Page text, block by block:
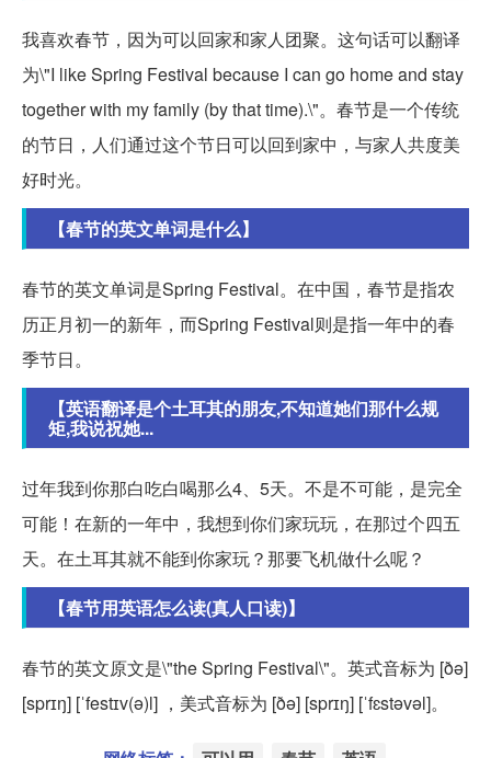
我喜欢春节，因为可以回家和家人团聚。这句话可以翻译
为\"I like Spring Festival because I can go home and stay
together with my family (by that time).\"。春节是一个传统
的节日，人们通过这个节日可以回到家中，与家人共度美
好时光。
【春节的英文单词是什么】
春节的英文单词是Spring Festival。在中国，春节是指农
历正月初一的新年，而Spring Festival则是指一年中的春
季节日。
【英语翻译是个土耳其的朋友,不知道她们那什么规
矩,我说祝她...
过年我到你那白吃白喝那么4、5天。不是不可能，是完全
可能！在新的一年中，我想到你们家玩玩，在那过个四五
天。在土耳其就不能到你家玩？那要飞机做什么呢？
【春节用英语怎么读(真人口读)】
春节的英文原文是\"the Spring Festival\"。英式音标为 [ðə]
[sprɪŋ] [ˈfestɪv(ə)l] ，美式音标为 [ðə] [sprɪŋ] [ˈfɛstəvəl]。